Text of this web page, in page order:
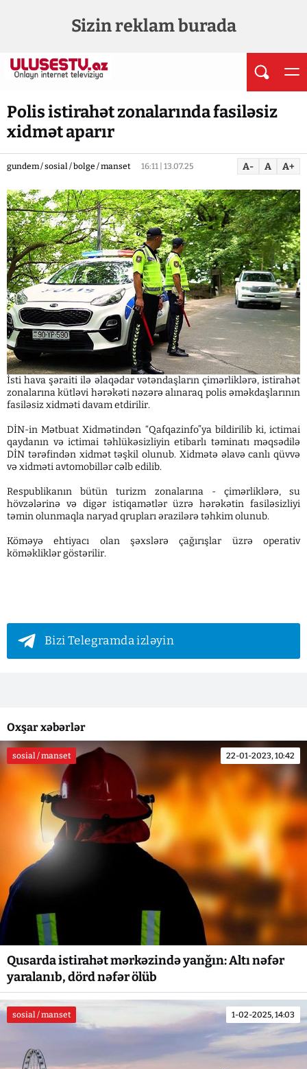
Sizin reklam burada
Polis istirahət zonalarında fasiləsiz
xidmət aparır
gundem / sosial / bolge / manset 16:11 | 13.07.25 A- A A+
İsti hava şəraiti ilə əlaqədar vətəndaşların çimərliklərə, istirahət
zonalarına kütləvi hərəkəti nəzərə alınaraq polis əməkdaşlarının
fasiləsiz xidməti davam etdirilir.
DİN-in Mətbuat Xidmətindən “Qafqazinfo”ya bildirilib ki, ictimai
qaydanın və ictimai təhlükəsizliyin etibarlı təminatı məqsədilə
DİN tərəfindən xidmət təşkil olunub. Xidmətə əlavə canlı qüvvə
və xidməti avtomobillər cəlb edilib.
Respublikanın bütün turizm zonalarına - çimərliklərə, su
hövzələrinə və digər istiqamətlər üzrə hərəkətin fasiləsizliyi
təmin olunmaqla naryad qrupları ərazilərə təhkim olunub.
Köməyə ehtiyacı olan şəxslərə çağırışlar üzrə operativ
köməkliklər göstərilir.
Bizi Telegramda izləyin
Oxşar xəbərlər
sosial / manset 22-01-2023, 10:42
Qusarda istirahət mərkəzində yanğın: Altı nəfər
yaralanıb, dörd nəfər ölüb
sosial / manset 1-02-2025, 14:03